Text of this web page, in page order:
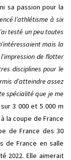
sa passion pour la
l’athlétisme à six
testé un peu toutes
mais la
de flotter
disciplines pour le
d’atteindre assez
spécialité que je me
3 000 et 5 000 m
la coupe de France
de France des 30
de France en salle
2022. Elle aimerait